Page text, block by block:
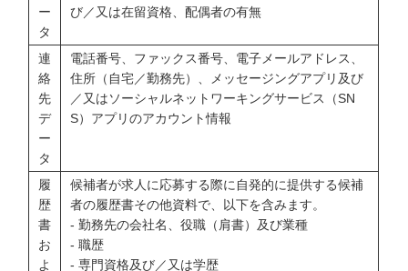
ー
タ
び／又は在留資格、配偶者の有無
連
絡
先
デ
ー
タ
電話番号、ファックス番号、電子メールアドレス、
住所（自宅／勤務先）、メッセージングアプリ及び
／又はソーシャルネットワーキングサービス（SN
S）アプリのアカウント情報
履
歴
書
お
よ
候補者が求人に応募する際に自発的に提供する候補
者の履歴書その他資料で、以下を含みます。
- 勤務先の会社名、役職（肩書）及び業種
- 職歴
- 専門資格及び／又は学歴